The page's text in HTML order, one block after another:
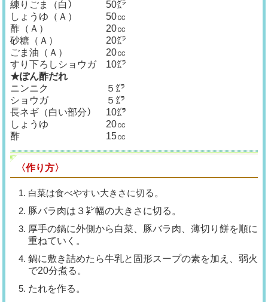
練りごま（白） 50㌘
しょうゆ（Ａ） 50㏄
酢（Ａ） 20㏄
砂糖（Ａ） 20㌘
ごま油（Ａ） 20㏄
すり下ろしショウガ 10㌘
★ぽん酢だれ
ニンニク ５㌘
ショウガ ５㌘
長ネギ（白い部分） 10㌘
しょうゆ 20㏄
酢 15㏄
〈作り方〉
白菜は食べやすい大きさに切る。
豚バラ肉は３㌢幅の大きさに切 る。
厚手の鍋に外側から白菜、豚バラ肉、薄切り餅を順に
重ねていく。
鍋に敷き詰めたら牛乳と固形スープの素を加え、弱火
で20分煮る。
たれを作る。